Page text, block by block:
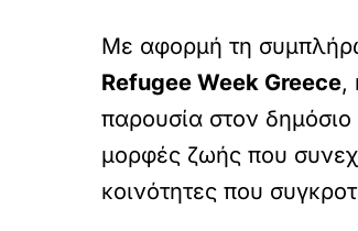
Με αφορμή τη
Refugee Week Greece,
παρουσία στον
μορφές ζωής που
κοινότητες που